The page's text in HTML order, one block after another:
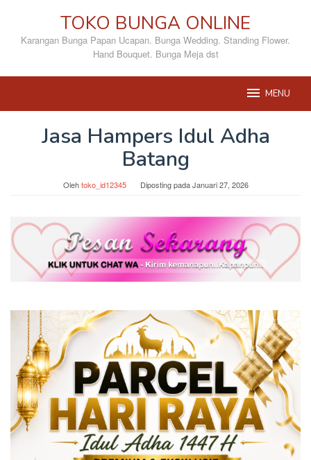
konten
TOKO BUNGA ONLINE
Karangan Bunga Papan Ucapan. Bunga Wedding. Standing Flower.
Hand Bouquet. Bunga Meja dst
MENU
Jasa Hampers Idul Adha
Batang
Olehtoko_id12345 Diposting padaJanuari 27, 2026